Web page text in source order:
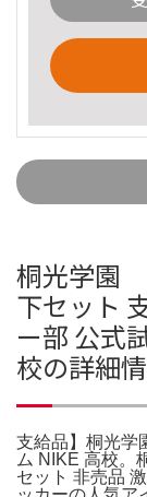
桐光学園
下セット
ー部 公式
校の詳細
支給品】桐光学
ム NIKE 高校。
セット 非売品